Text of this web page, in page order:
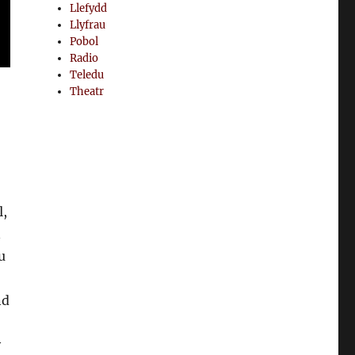
Llefydd
Llyfrau
Pobol
Radio
Teledu
Theatr